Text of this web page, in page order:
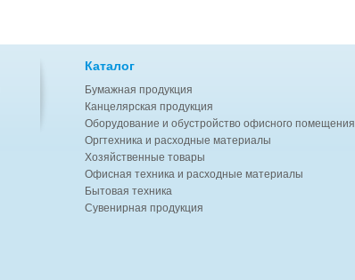
Каталог
Бумажная продукция
Канцелярская продукция
Оборудование и обустройство офисного помещения
Оргтехника и расходные материалы
Хозяйственные товары
Офисная техника и расходные материалы
Бытовая техника
Сувенирная продукция